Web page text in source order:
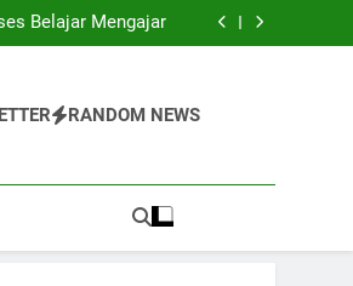
Belajar Mengajar
Networking yang
Belajar Mengajar
Networking yang
RANDOM NEWS